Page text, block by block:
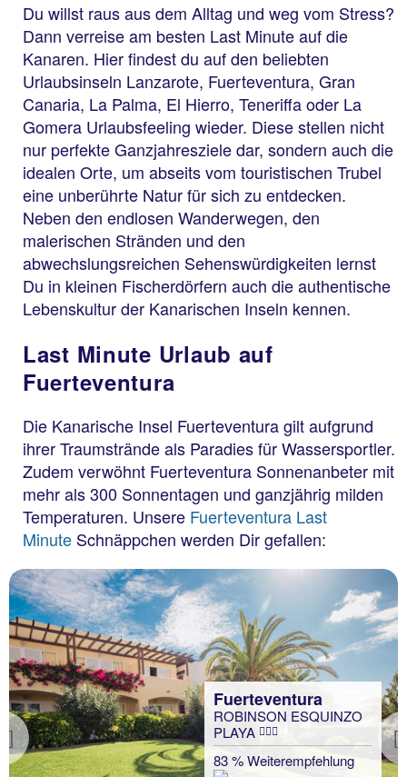
Du willst raus aus dem Alltag und weg vom Stress?
Dann verreise am besten Last Minute auf die
Kanaren. Hier findest du auf den beliebten
Urlaubsinseln Lanzarote, Fuerteventura, Gran
Canaria, La Palma, El Hierro, Teneriffa oder La
Gomera Urlaubsfeeling wieder. Diese stellen nicht
nur perfekte Ganzjahresziele dar, sondern auch die
idealen Orte, um abseits vom touristischen Trubel
eine unberührte Natur für sich zu entdecken.
Neben den endlosen Wanderwegen, den
malerischen Stränden und den
abwechslungsreichen Sehenswürdigkeiten lernst
Du in kleinen Fischerdörfern auch die authentische
Lebenskultur der Kanarischen Inseln kennen.
Last Minute Urlaub auf
Fuerteventura
Die Kanarische Insel Fuerteventura gilt aufgrund
ihrer Traumstrände als Paradies für Wassersportler.
Zudem verwöhnt Fuerteventura Sonnenanbeter mit
mehr als 300 Sonnentagen und ganzjährig milden
Temperaturen. Unsere Fuerteventura Last
Minute Schnäppchen werden Dir gefallen:
Previous
Fuerteventura
ROBINSON ESQUINZO
PLAYA
83 % Weiterempfehlung